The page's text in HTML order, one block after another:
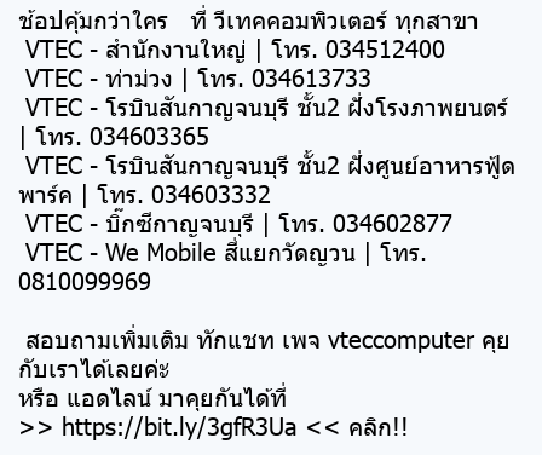
ช้อปคุ้มกว่าใคร ที่ วีเทคคอมพิวเตอร์ ทุกสาขา
VTEC - สำนักงานใหญ่ | โทร. 034512400
VTEC - ท่าม่วง | โทร. 034613733
VTEC - โรบินสันกาญจนบุรี ชั้น2 ฝั่งโรงภาพยนตร์
| โทร. 034603365
VTEC - โรบินสันกาญจนบุรี ชั้น2 ฝั่งศูนย์อาหารฟู้ด
พาร์ค | โทร. 034603332
VTEC - บิ๊กซีกาญจนบุรี | โทร. 034602877
VTEC - We Mobile สี่แยกวัดญวน | โทร.
0810099969
สอบถามเพิ่มเติม ทักแชท เพจ vteccomputer คุย
กับเราได้เลยค่ะ
หรือ แอดไลน์ มาคุยกันได้ที่
>> https://bit.ly/3gfR3Ua << คลิก!!